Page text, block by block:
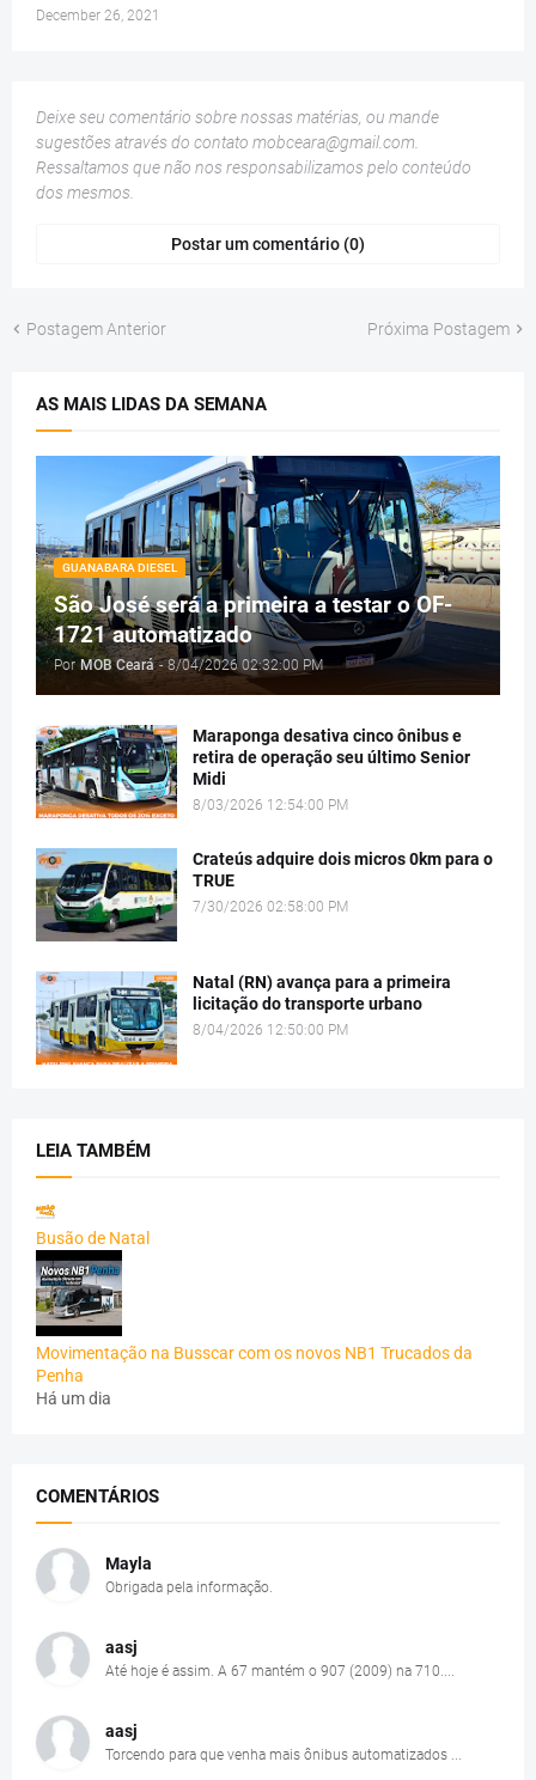
December 26, 2021
Deixe seu comentário sobre nossas matérias, ou mande
sugestões através do contato mobceara@gmail.com
Ressaltamos que não nos responsabilizamos pelo conteúdo
dos mesmos.
Postar um comentário (0)
Postagem Anterior Próxima Postagem
AS MAIS LIDAS DA SEMANA
GUANABARA DIESEL
São José será a primeira a testar o OF-
1721 automatizado
Por MOB Ceará - 8/04/2026 02:32:00 PM
Maraponga desativa cinco ônibus e
retira de operação seu último Senior
Midi
8/03/2026 12:54:00 PM
Crateús adquire dois micros 0km para o
TRUE
7/30/2026 02:58:00 PM
Natal (RN) avança para a primeira
licitação do transporte urbano
8/04/2026 12:50:00 PM
LEIA TAMBÉM
Busão de Natal
Movimentação na Busscar com os novos NB1 Trucados da
Penha
Há um dia
COMENTÁRIOS
Mayla
Obrigada pela informação.
aasj
Até hoje é assim. A 67 mantém o 907 (2009) na 710....
aasj
Torcendo para que venha mais ônibus automatizados ...